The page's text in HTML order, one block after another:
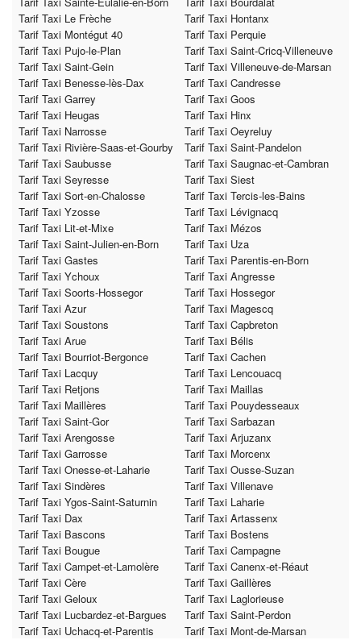
Tarif Taxi Le Frèche
Tarif Taxi Hontanx
Tarif Taxi Montégut 40
Tarif Taxi Perquie
Tarif Taxi Pujo-le-Plan
Tarif Taxi Saint-Cricq-Villeneuve
Tarif Taxi Saint-Gein
Tarif Taxi Villeneuve-de-Marsan
Tarif Taxi Benesse-lès-Dax
Tarif Taxi Candresse
Tarif Taxi Garrey
Tarif Taxi Goos
Tarif Taxi Heugas
Tarif Taxi Hinx
Tarif Taxi Narrosse
Tarif Taxi Oeyreluy
Tarif Taxi Rivière-Saas-et-Gourby
Tarif Taxi Saint-Pandelon
Tarif Taxi Saubusse
Tarif Taxi Saugnac-et-Cambran
Tarif Taxi Seyresse
Tarif Taxi Siest
Tarif Taxi Sort-en-Chalosse
Tarif Taxi Tercis-les-Bains
Tarif Taxi Yzosse
Tarif Taxi Lévignacq
Tarif Taxi Lit-et-Mixe
Tarif Taxi Mézos
Tarif Taxi Saint-Julien-en-Born
Tarif Taxi Uza
Tarif Taxi Gastes
Tarif Taxi Parentis-en-Born
Tarif Taxi Ychoux
Tarif Taxi Angresse
Tarif Taxi Soorts-Hossegor
Tarif Taxi Hossegor
Tarif Taxi Azur
Tarif Taxi Magescq
Tarif Taxi Soustons
Tarif Taxi Capbreton
Tarif Taxi Arue
Tarif Taxi Bélis
Tarif Taxi Bourriot-Bergonce
Tarif Taxi Cachen
Tarif Taxi Lacquy
Tarif Taxi Lencouacq
Tarif Taxi Retjons
Tarif Taxi Maillas
Tarif Taxi Maillères
Tarif Taxi Pouydesseaux
Tarif Taxi Saint-Gor
Tarif Taxi Sarbazan
Tarif Taxi Arengosse
Tarif Taxi Arjuzanx
Tarif Taxi Garrosse
Tarif Taxi Morcenx
Tarif Taxi Onesse-et-Laharie
Tarif Taxi Ousse-Suzan
Tarif Taxi Sindères
Tarif Taxi Villenave
Tarif Taxi Ygos-Saint-Saturnin
Tarif Taxi Laharie
Tarif Taxi Dax
Tarif Taxi Artassenx
Tarif Taxi Bascons
Tarif Taxi Bostens
Tarif Taxi Bougue
Tarif Taxi Campagne
Tarif Taxi Campet-et-Lamolère
Tarif Taxi Canenx-et-Réaut
Tarif Taxi Cère
Tarif Taxi Gaillères
Tarif Taxi Geloux
Tarif Taxi Laglorieuse
Tarif Taxi Lucbardez-et-Bargues
Tarif Taxi Saint-Perdon
Tarif Taxi Uchacq-et-Parentis
Tarif Taxi Mont-de-Marsan